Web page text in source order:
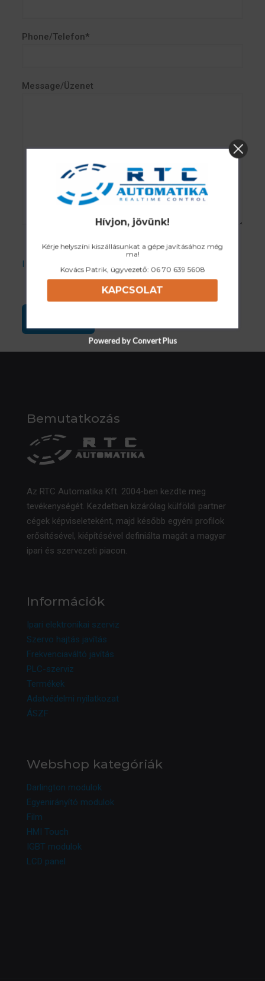
Phone/Telefon*
Message/Üzenet
I accept the Privacy Policy
Bemutatkozás
Az RTC Automatika Kft. 2004-ben kezdte meg
tevékenységét. Kezdetben kizárólag külföldi partner
cégek képviseleteként, majd később egyéni profilok
erősítésével, kiépítésével definiálta magát a magyar
ipari és szervezeti piacon.
Információk
Ipari elektronikai szerviz
Szervo hajtás javítás
Frekvenciaváltó javítás
PLC-szerviz
Termékek
Adatvédelmi nyilatkozat
ÁSZF
Webshop kategóriák
Darlington modulok
Egyenirányító modulok
Film
HMI Touch
IGBT modulok
LCD panel
Hívjon, jövünk!
Kérje helyszíni kiszállásunkat a gépe javításához még
ma!
Kovács Patrik, ügyvezető: 06 70 639 5608
KAPCSOLAT
Powered by Convert Plus